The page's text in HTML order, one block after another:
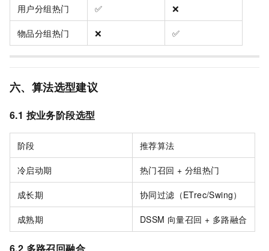
用户分组热门 ✅ ❌
物品分组热门 ❌ ✅
六、算法选型建议
6.1 按业务阶段选型
阶段 推荐算法
冷启动期 热门召回 + 分组热门
成长期 协同过滤（ETrec/Swing）
成熟期 DSSM 向量召回 + 多路融合